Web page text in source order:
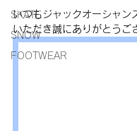
SKATE
SNOW
FOOTWEAR
いつもジャックオーシャン
いただき誠にありがとうご